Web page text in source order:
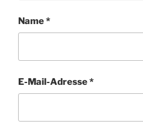
Name*
E-Mail-Adresse*